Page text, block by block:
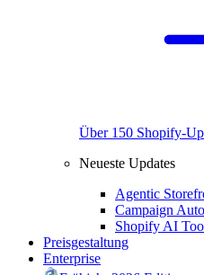
Über 150 Shopify-
Neueste Updates
Agentic
Campaign
Shopify AI
Preisgestaltung
Enterprise